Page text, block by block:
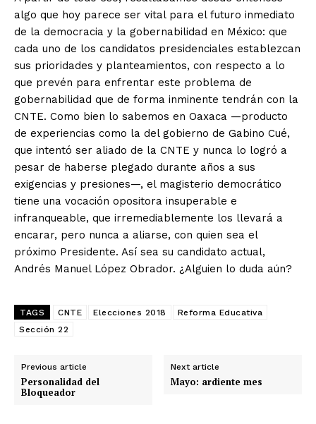
algo que hoy parece ser vital para el futuro inmediato
de la democracia y la gobernabilidad en México: que
cada uno de los candidatos presidenciales establezcan
sus prioridades y planteamientos, con respecto a lo
que prevén para enfrentar este problema de
gobernabilidad que de forma inminente tendrán con la
CNTE. Como bien lo sabemos en Oaxaca —producto
de experiencias como la del gobierno de Gabino Cué,
que intentó ser aliado de la CNTE y nunca lo logró a
pesar de haberse plegado durante años a sus
exigencias y presiones—, el magisterio democrático
tiene una vocación opositora insuperable e
infranqueable, que irremediablemente los llevará a
encarar, pero nunca a aliarse, con quien sea el
próximo Presidente. Así sea su candidato actual,
Andrés Manuel López Obrador. ¿Alguien lo duda aún?
TAGS CNTE Elecciones 2018
Reforma Educativa
Sección 22
Previous article
Personalidad del
Bloqueador
Next article
Mayo: ardiente mes